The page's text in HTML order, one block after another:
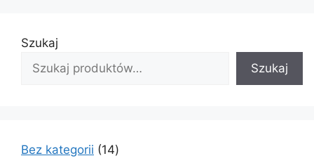
Szukaj
Szukaj
Bez kategorii 1414